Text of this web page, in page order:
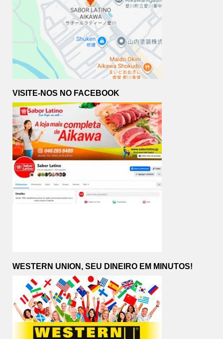
VISITE-NOS NO FACEBOOK
WESTERN UNION, SEU DINEIRO EM MINUTOS!